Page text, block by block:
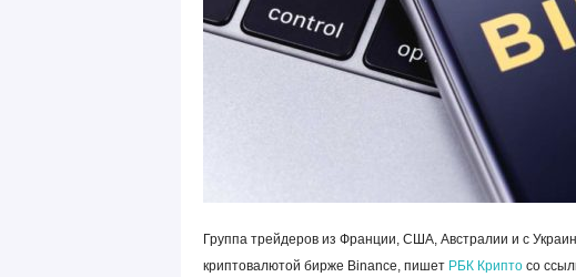
Группа трейдеров из Франции, США, Австралии и с
криптовалютой бирже Binance, пишет РБК Криптосо